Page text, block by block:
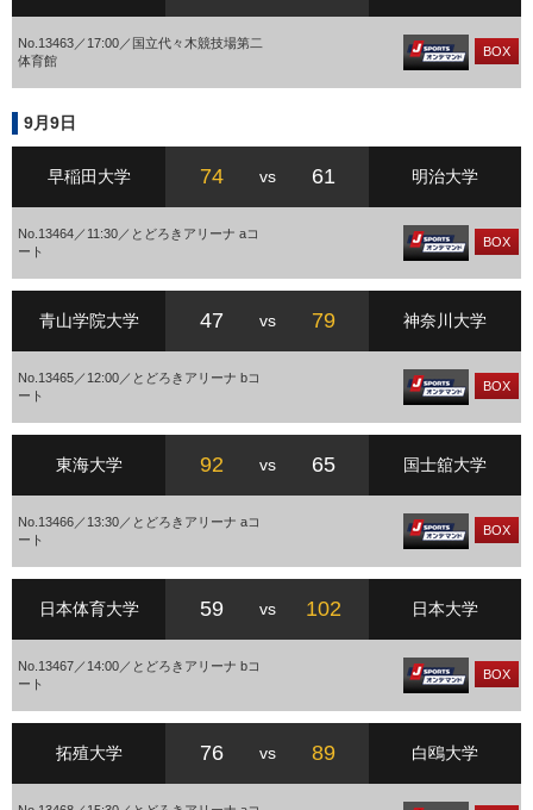
No.13463／17:00／国立代々木競技場第二
体育館
BOX
9月9日
早稲田大学 74 vs 61 明治大学
No.13464／11:30／とどろきアリーナ aコ
ート
BOX
青山学院大学 47 vs 79 神奈川大学
No.13465／12:00／とどろきアリーナ bコ
ート
BOX
東海大学 92 vs 65 国士舘大学
No.13466／13:30／とどろきアリーナ aコ
ート
BOX
日本体育大学 59 vs 102 日本大学
No.13467／14:00／とどろきアリーナ bコ
ート
BOX
拓殖大学 76 vs 89 白鴎大学